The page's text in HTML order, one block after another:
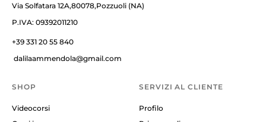
Via Solfatara 12A,80078,Pozzuoli (NA)
P.IVA: 09392011210
+39 331 20 55 840
dalilaammendola@gmail.com
SHOP
Videocorsi
SERVIZI AL CLIENTE
Profilo